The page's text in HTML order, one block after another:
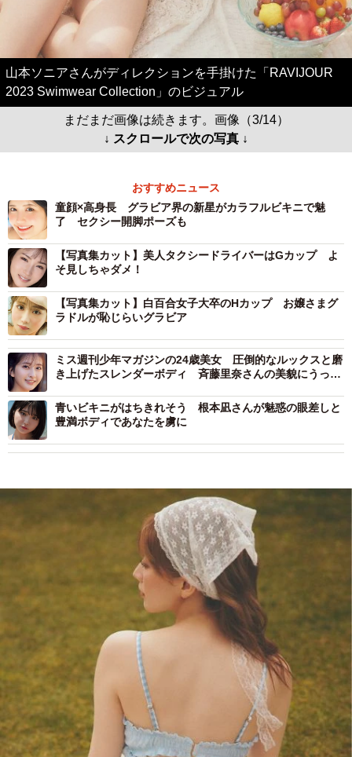
山本ソニアさんがディレクションを手掛けた「RAVIJOUR
2023 Swimwear Collection」のビジュアル
まだまだ画像は続きます。画像（3/14）
↓ スクロールで次の写真 ↓
おすすめニュース
童顔×高身長 グラビア界の新星がカラフルビキニで魅
了 セクシー開脚ポーズも
【写真集カット】美人タクシードライバーはGカップ よ
そ見しちゃダメ！
【写真集カット】白百合女子大卒のHカップ お嬢さまグ
ラドルが恥じらいグラビア
ミス週刊少年マガジンの24歳美女 圧倒的なルックスと磨
き上げたスレンダーボディ 斉藤里奈さんの美貌にうっと
青いビキニがはちきれそう 根本凪さんが魅惑の眼差しと
豊満ボディであなたを虜に